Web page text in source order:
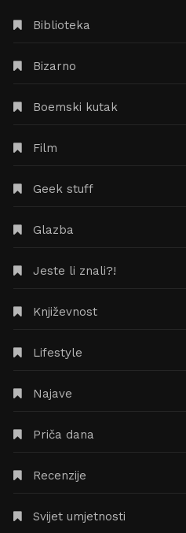
Biblioteka
Bizarno
Boemski kutak
Film
Geek stuff
Glazba
Jeste li znali?!
Književnost
Lifestyle
Najave
Priča dana
Recenzije
Svijet umjetnosti